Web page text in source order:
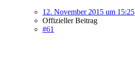
12. November 2015 um 15:25
Offizieller Beitrag
#61